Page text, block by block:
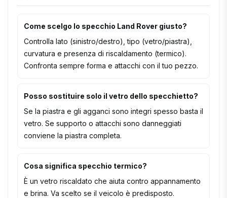
Come scelgo lo specchio Land Rover giusto?
Controlla lato (sinistro/destro), tipo (vetro/piastra),
curvatura e presenza di riscaldamento (termico).
Confronta sempre forma e attacchi con il tuo pezzo.
Posso sostituire solo il vetro dello specchietto?
Se la piastra e gli agganci sono integri spesso basta il
vetro. Se supporto o attacchi sono danneggiati
conviene la piastra completa.
Cosa significa specchio termico?
È un vetro riscaldato che aiuta contro appannamento
e brina. Va scelto se il veicolo è predisposto.